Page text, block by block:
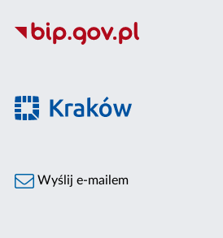
Wyślij e-mailem